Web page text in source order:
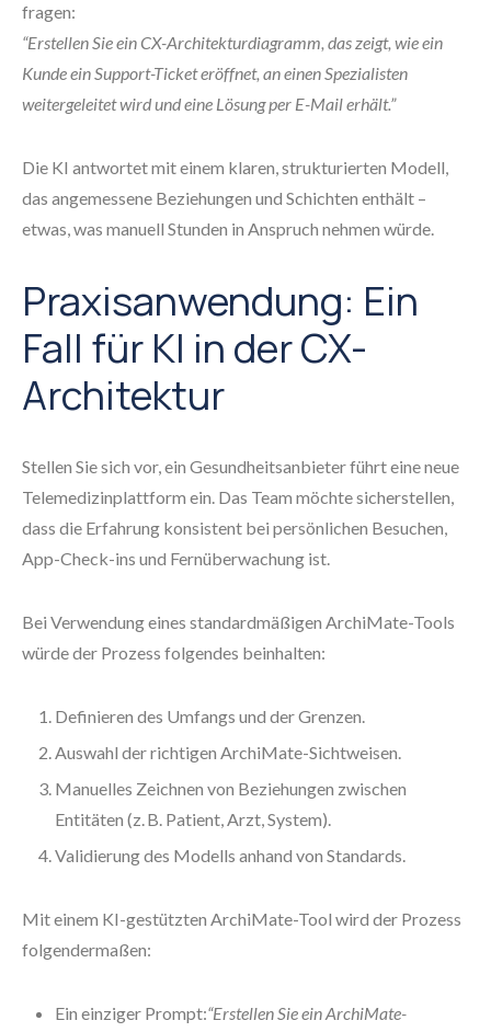
fragen:
“Erstellen Sie ein CX-Architekturdiagramm, das zeigt, wie ein
Kunde ein Support-Ticket eröffnet, an einen Spezialisten
weitergeleitet wird und eine Lösung per E-Mail erhält.”
Die KI antwortet mit einem klaren, strukturierten Modell,
das angemessene Beziehungen und Schichten enthält –
etwas, was manuell Stunden in Anspruch nehmen würde.
Praxisanwendung: Ein
Fall für KI in der CX-
Architektur
Stellen Sie sich vor, ein Gesundheitsanbieter führt eine neue
Telemedizinplattform ein. Das Team möchte sicherstellen,
dass die Erfahrung konsistent bei persönlichen Besuchen,
App-Check-ins und Fernüberwachung ist.
Bei Verwendung eines standardmäßigen ArchiMate-Tools
würde der Prozess folgendes beinhalten:
Definieren des Umfangs und der Grenzen.
Auswahl der richtigen ArchiMate-Sichtweisen.
Manuelles Zeichnen von Beziehungen zwischen
Entitäten (z. B. Patient, Arzt, System).
Validierung des Modells anhand von Standards.
Mit einem KI-gestützten ArchiMate-Tool wird der Prozess
folgendermaßen:
Ein einziger Prompt:“Erstellen Sie ein ArchiMate-